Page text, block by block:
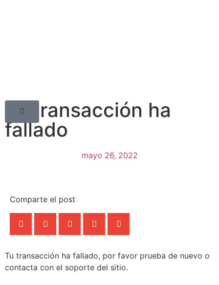
La transacción ha
fallado
mayo 26, 2022
Comparte el post
Tu transacción ha fallado, por favor prueba de nuevo o
contacta con el soporte del sitio.